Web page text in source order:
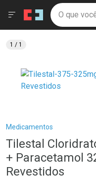
Drogaria São
Ir direto para a home
pela
Ir direto para o
Ir direto para a busca
Ir direto para a conta
Ir direto para a
Ir direto para o carrinho
Ir direto para o menu
Faça a sua
O que
Menu
Breadcrumb
Medicamentos
Tilestal
+ Paracetamol
Revestidos
1 / 1